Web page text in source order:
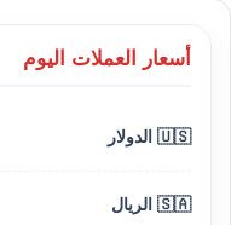
أسعار العملات اليوم
🇺🇸 الدولار
🇸🇦 الريال